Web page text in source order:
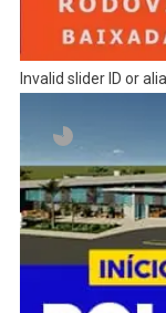
Invalid slider ID or